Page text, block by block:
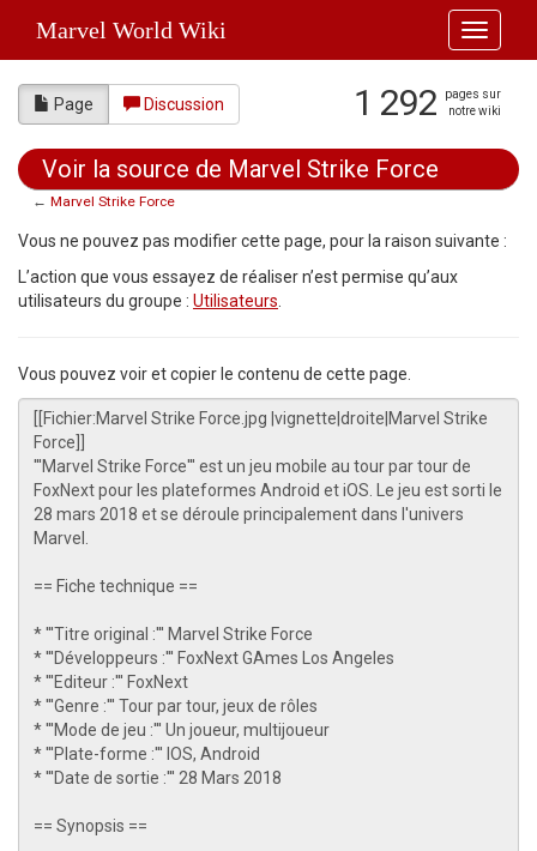
Toggle
Marvel World Wiki
Page Discussion 1 292
pages sur
notre wiki
Voir la source de Marvel Strike Force
← Marvel Strike Force
Vous ne pouvez pas modifier cette page, pour la raison suivante :
L’action que vous essayez de réaliser n’est permise qu’aux
utilisateurs du groupe : Utilisateurs.
Vous pouvez voir et copier le contenu de cette page.